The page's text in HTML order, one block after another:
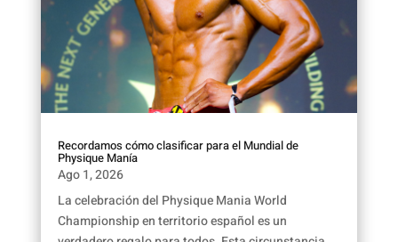
Recordamos cómo clasificar para el Mundial de
Physique Manía
Ago 1, 2026
La celebración del Physique Mania World
Championship en territorio español es un